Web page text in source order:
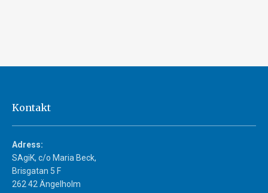
Kontakt
Adress:
SAgiK, c/o Maria Beck,
Brisgatan 5 F
262 42 Ängelholm